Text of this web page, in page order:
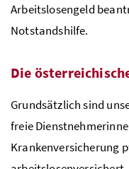
Arbeitslosengeld
Notstandshilfe.
Die
Grundsätzlich sind
freie
Krankenversicherung